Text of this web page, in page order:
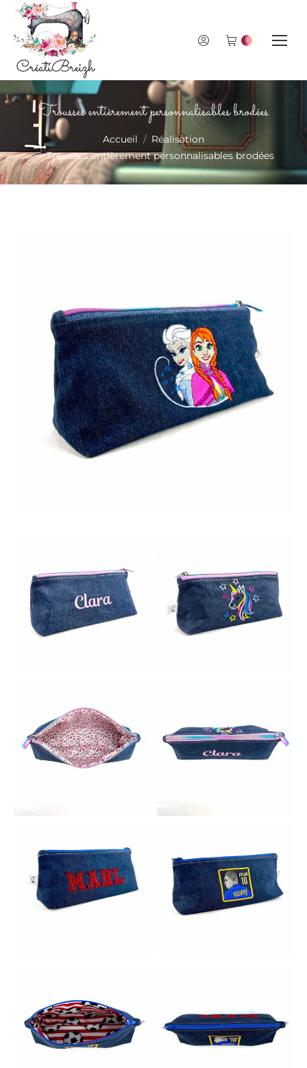
0
Trousses entièrement personnalisables brodées
Vous êtes ici : Accueil
Réalisation
Trousses entièrement personnalisables brodées